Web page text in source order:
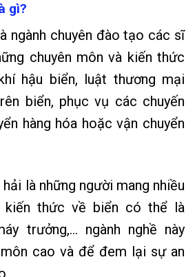
gì?
ngành chuyên đào tạo các sĩ
chuyên môn và kiến thức
hậu biển, luật thương mại
biển, phục vụ các chuyến
hàng hóa hoặc vận chuyển
là những người mang nhiều
thức về biển có thể là
trưởng,… ngành nghề này
cao và để đem lại sự an